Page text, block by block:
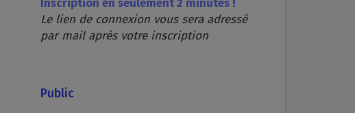
Inscription en seulement 2 minutes !
Le lien de connexion vous sera adressé
par mail après votre inscription
Public